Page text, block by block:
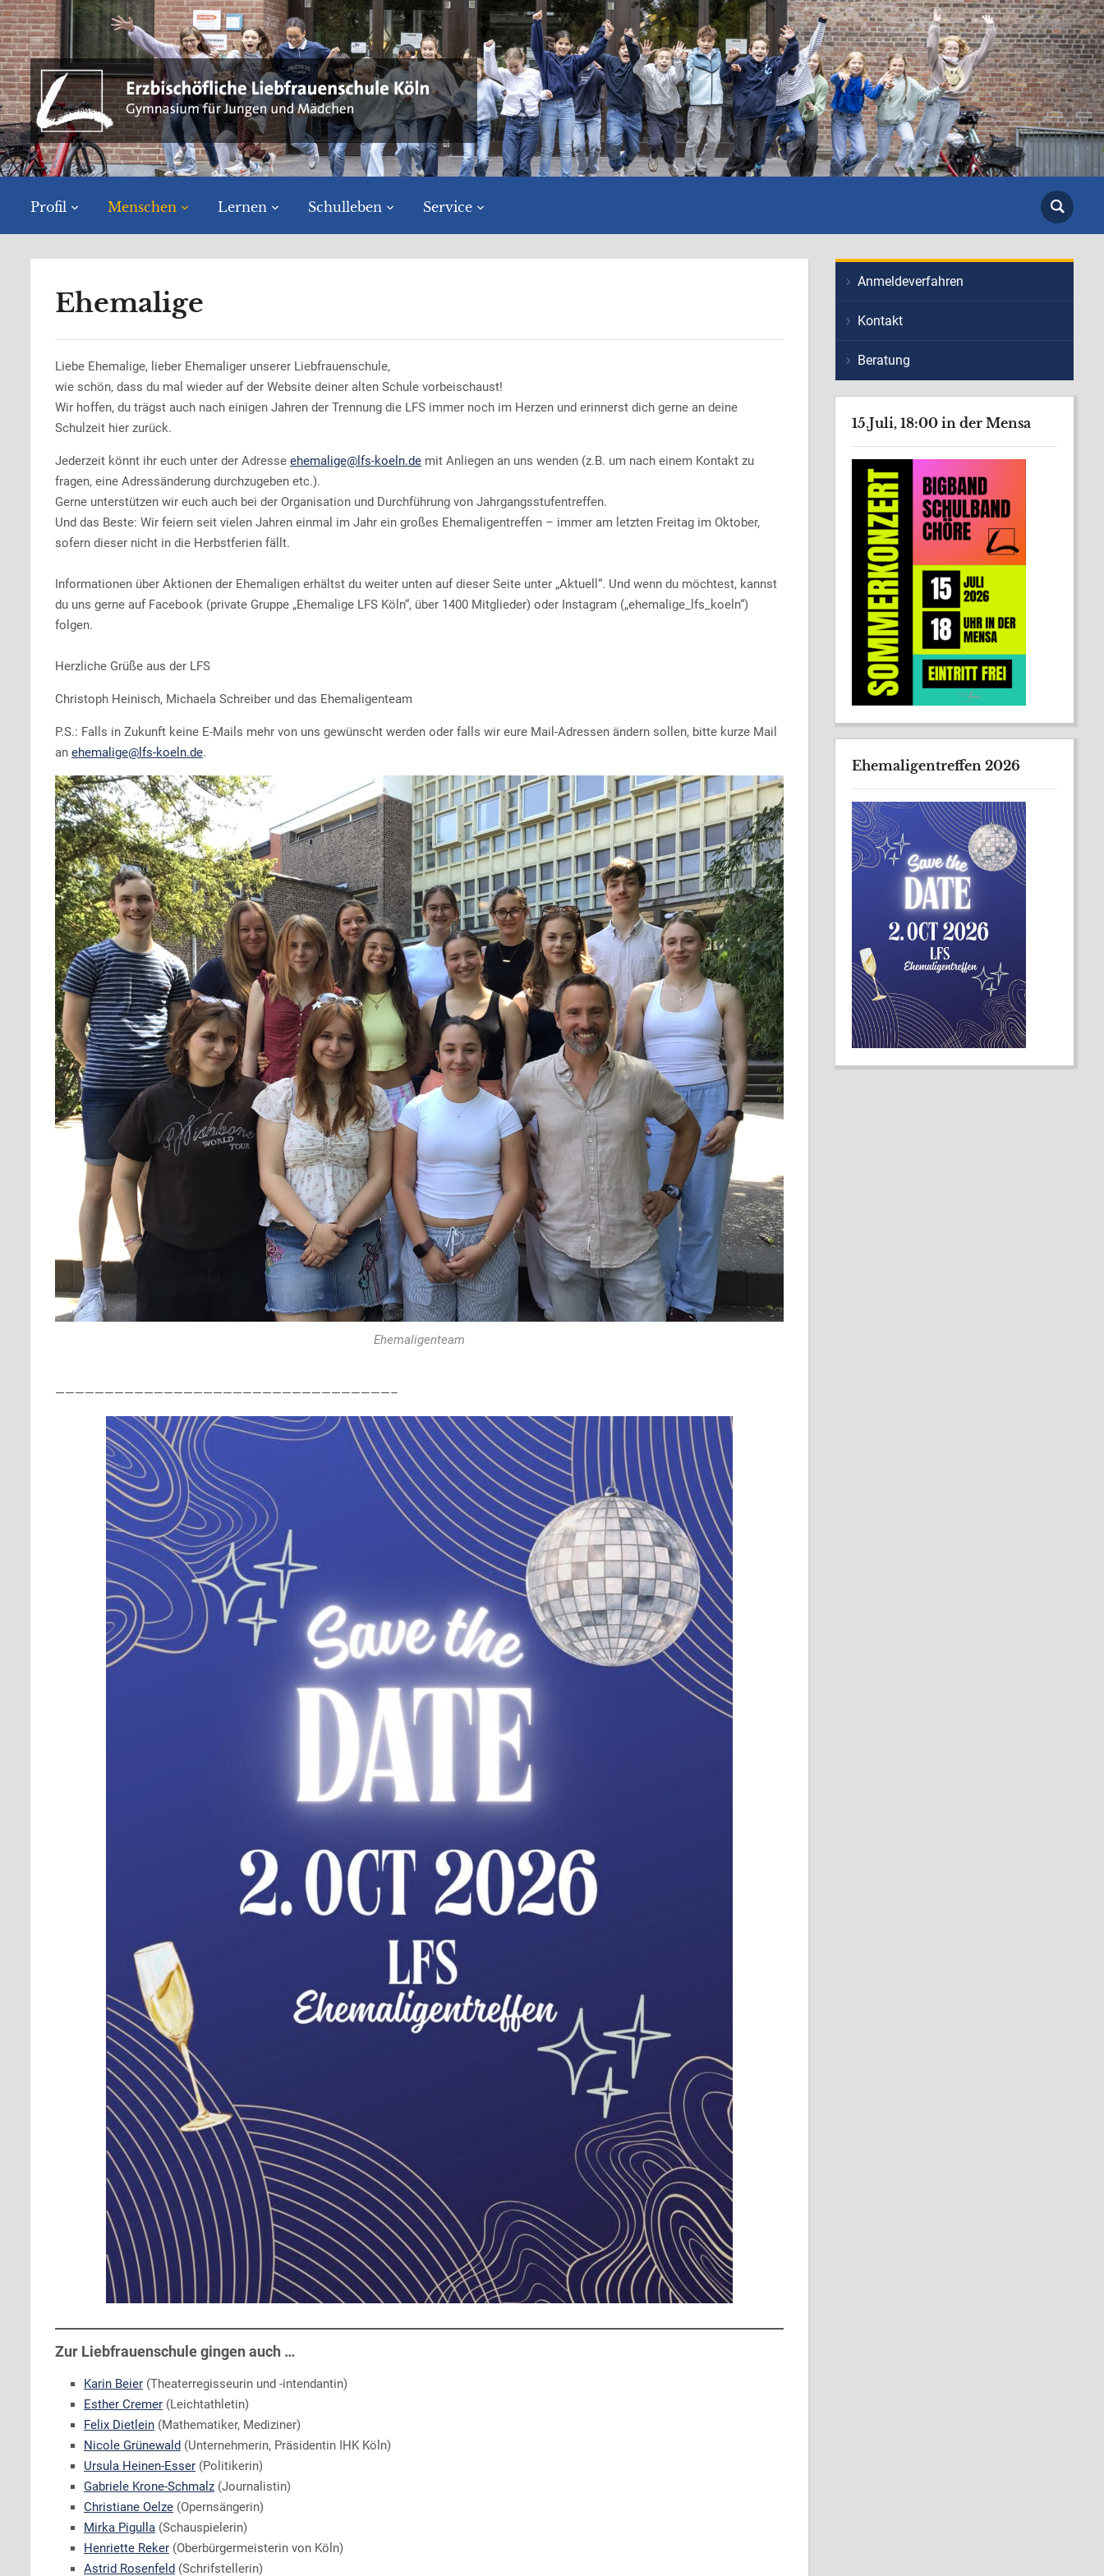
Profil Menschen Lernen Schulleben Service
Ehemalige
Liebe Ehemalige, lieber Ehemaliger unserer Liebfrauenschule,
wie schön, dass du mal wieder auf der Website deiner alten Schule vorbeischaust!
Wir hoffen, du trägst auch nach einigen Jahren der Trennung die LFS immer noch im Herzen und erinnerst dich gerne an deine
Schulzeit hier zurück.
Jederzeit könnt ihr euch unter der Adresse ehemalige@lfs-koeln.de mit Anliegen an uns wenden (z.B. um nach einem Kontakt zu
fragen, eine Adressänderung durchzugeben etc.).
Gerne unterstützen wir euch auch bei der Organisation und Durchführung von Jahrgangsstufentreffen.
Und das Beste: Wir feiern seit vielen Jahren einmal im Jahr ein großes Ehemaligentreffen – immer am letzten Freitag im Oktober,
sofern dieser nicht in die Herbstferien fällt.
Informationen über Aktionen der Ehemaligen erhältst du weiter unten auf dieser Seite unter „Aktuell“. Und wenn du möchtest, kannst
du uns gerne auf Facebook (private Gruppe „Ehemalige LFS Köln“, über 1400 Mitglieder) oder Instagram („ehemalige_lfs_koeln“)
folgen.
Herzliche Grüße aus der LFS
Christoph Heinisch, Michaela Schreiber und das Ehemaligenteam
P.S.: Falls in Zukunft keine E-Mails mehr von uns gewünscht werden oder falls wir eure Mail-Adressen ändern sollen, bitte kurze Mail
an ehemalige@lfs-koeln.de.
Ehemaligenteam
——————————————————————————————————–
Zur Liebfrauenschule gingen auch …
Karin Beier (Theaterregisseurin und -intendantin)
Esther Cremer (Leichtathletin)
Felix Dietlein (Mathematiker, Mediziner)
Nicole Grünewald (Unternehmerin, Präsidentin IHK Köln)
Ursula Heinen-Esser (Politikerin)
Gabriele Krone-Schmalz (Journalistin)
Christiane Oelze (Opernsängerin)
Mirka Pigulla (Schauspielerin)
Henriette Reker (Oberbürgermeisterin von Köln)
Astrid Rosenfeld (Schrifstellerin)
Anmeldeverfahren
Kontakt
Beratung
15.Juli, 18:00 in der Mensa
Ehemaligentreffen 2026